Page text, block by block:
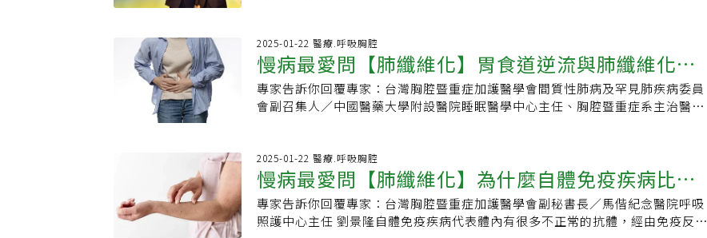
友善政策，讓員工安心兼顧事業與家庭。前述獎項全台共36家醫院、83件方案角
逐，最終選定18家醫院、26件方案獲獎。侯勝茂表示，院方從育嬰補助至心理健
康支持服務等，提供員工多項福利措施，致力打造友善職場，員工是醫院最寶貴
的資產，唯有讓員工安心、安身，他們才能安心、用心照顧至新光醫院就醫的每
一位病患。新光醫院副院長洪子仁表示，該院今年5月1日起，再調升全院輪值三
萬元，加上留任獎金、單位績效獎金，白班護理人員平均薪資可達6萬3300元，
且院方另提供四年免費住宿等福利措施，強化護理人員留任誘因。近期急診壅
塞，各醫院急重症醫療面臨壓力。洪子仁表示，此現象凸顯護理人力不足，造成
病房關床、急診待床時間延長。新光醫院2023年11月至今年5月調薪幅度超過
2025-01-22 醫療.呼吸胸腔
慢病最愛問【肺纖維化】胃食道逆流與肺纖維化是
什麼關係？吃完藥腸胃很不舒服，請問要回胸腔科
專家告訴你回覆專家：台灣胸腔暨重症加護醫學會間質性肺病及罕見肺疾病委員
會副召集人／中國醫藥大學附設醫院睡眠醫學中心主任、胸腔暨重症系主治醫師
從臨床統計來看，約有六、七成肺纖維化患者，同時患有胃食道逆流，故視為共
病關係較為恰當。若有其他共病（例如：肺高壓、肺癌、心血管疾病、睡眠呼吸
中止等）的肺纖維化患者，病情較為複雜，建議患者先於胸腔科看診。如出現胃
食道逆流症狀，醫師將安排胃鏡檢查，並照會胃腸肝膽科醫師，找出造成胃食道
逆流的可能原因，對症下藥。基本上，治療方面將減少會增加胃酸的藥物，且開
2025-01-22 醫療.呼吸胸腔
慢病最愛問【肺纖維化】為什麼自體免疫疾病比較
容易得到肺纖維化？
專家告訴你回覆專家：台灣胸腔暨重症加護醫學會副秘書長／馬偕紀念醫院呼吸
照護中心主任 劉景隆自體免疫疾病代表體內有很多不正常的抗體，經由免疫反應